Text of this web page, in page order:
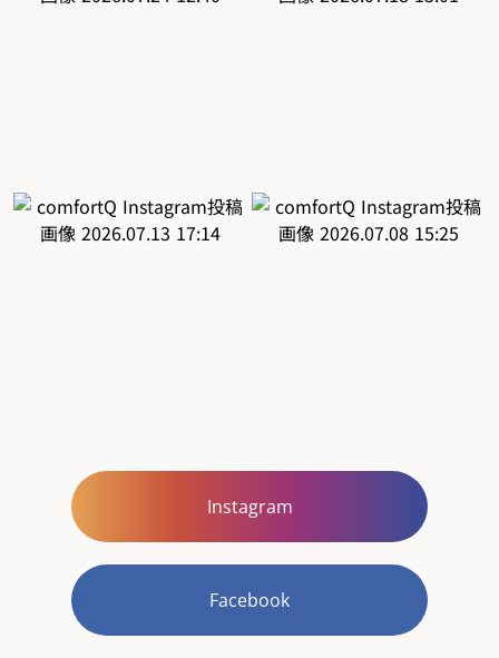
Instagram
Facebook